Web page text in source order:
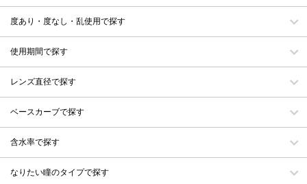
度あり・度なし・乱使用で探す
使用期間で探す
レンズ直径で探す
ベースカーブで探す
含水率で探す
なりたい瞳のタイプで探す